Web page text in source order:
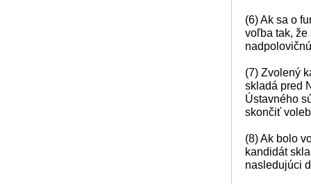
(6) Ak sa o
voľba tak, že
(7) Zvolený
skladá pred
Ústavného
skončiť
(8) Ak bolo
kandidát
nasledujúci